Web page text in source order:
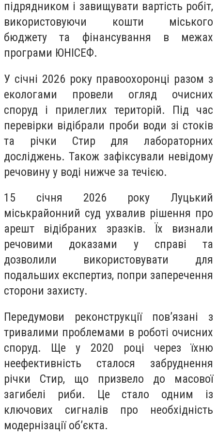
підрядником і завищувати вартість робіт,
використовуючи кошти міського
бюджету та фінансування в межах
програми ЮНІСЕФ.
У січні 2026 року правоохоронці разом з
екологами провели огляд очисних
споруд і прилеглих територій. Під час
перевірки відібрали проби води зі стоків
та річки Стир для лабораторних
досліджень. Також зафіксували невідому
речовину у воді нижче за течією.
15 січня 2026 року Луцький
міськрайонний суд ухвалив рішення про
арешт відібраних зразків. Їх визнали
речовими доказами у справі та
дозволили використовувати для
подальших експертиз, попри заперечення
сторони захисту.
Передумови реконструкції пов’язані з
тривалими проблемами в роботі очисних
споруд. Ще у 2020 році через їхню
неефективність сталося забруднення
річки Стир, що призвело до масової
загибелі риби. Це стало одним із
ключових сигналів про необхідність
модернізації об’єкта.